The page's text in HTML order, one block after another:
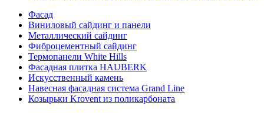
Фасад
Виниловый сайдинг и панели
Металлический сайдинг
Фиброцементный сайдинг
Термопанели White Hills
Фасадная плитка HAUBERK
Искусственный камень
Навесная фасадная система Grand Line
Козырьки Krovent из поликарбоната